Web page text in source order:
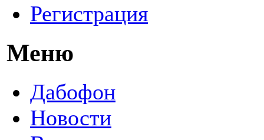
Регистрация
Меню
Дабофон
Новости